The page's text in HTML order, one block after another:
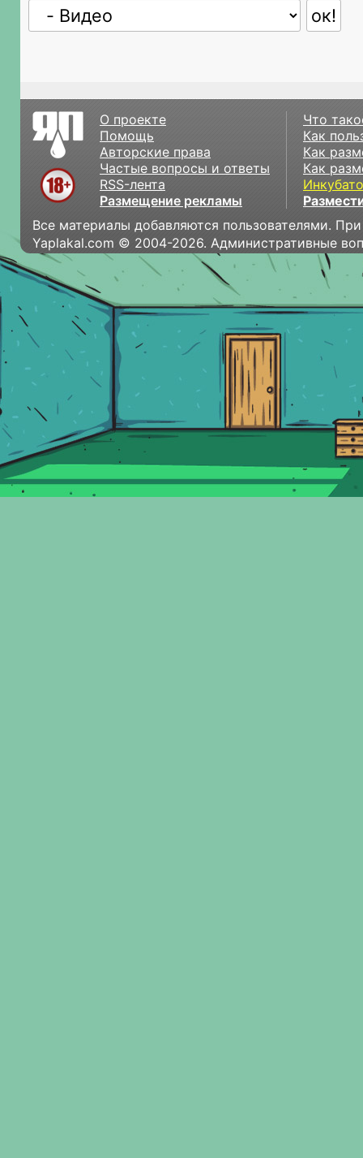
О проекте
Помощь
Авторские права
Частые вопросы и ответы
RSS-лента
Размещение рекламы
Что
Как
Как
Как
Все материалы добавляются пользователями.
Yaplakal.com © 2004-2026. Административные